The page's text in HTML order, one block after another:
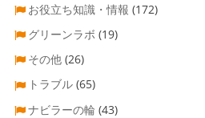
お役立ち知識・情報 (172)
グリーンラボ (19)
その他 (26)
トラブル (65)
ナビラーの輪 (43)